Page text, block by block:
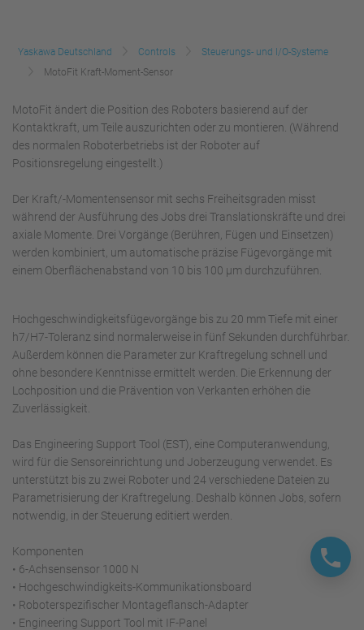
Yaskawa Deutschland Controls
Steuerungs- und I/O-Systeme
MotoFit Kraft-Moment-Sensor
MotoFit ändert die Position des Roboters basierend auf der
Kontaktkraft, um Teile auszurichten oder zu montieren. (Während
des normalen Roboterbetriebs ist der Roboter auf
Positionsregelung eingestellt.)
Der Kraft/-Momentensensor mit sechs Freiheitsgraden misst
während der Ausführung des Jobs drei Translationskräfte und drei
axiale Momente. Drei Vorgänge (Berühren, Fügen und Einsetzen)
werden kombiniert, um automatische präzise Fügevorgänge mit
einem Oberflächenabstand von 10 bis 100 μm durchzuführen.
Hochgeschwindigkeitsfügevorgänge bis zu 20 mm Tiefe mit einer
h7/H7-Toleranz sind normalerweise in fünf Sekunden durchführbar.
Außerdem können die Parameter zur Kraftregelung schnell und
ohne besondere Kenntnisse ermittelt werden. Die Erkennung der
Lochposition und die Prävention von Verkanten erhöhen die
Zuverlässigkeit.
Das Engineering Support Tool (EST), eine Computeranwendung,
wird für die Sensoreinrichtung und Joberzeugung verwendet. Es
unterstützt bis zu zwei Roboter und 24 verschiedene Dateien zu
Parametrisierung der Kraftregelung. Deshalb können Jobs, sofern
notwendig, in der Steuerung editiert werden.
Komponenten
• 6-Achsensensor 1000 N
• Hochgeschwindigkeits-Kommunikationsboard
• Roboterspezifischer Montageflansch-Adapter
• Engineering Support Tool mit IF-Panel